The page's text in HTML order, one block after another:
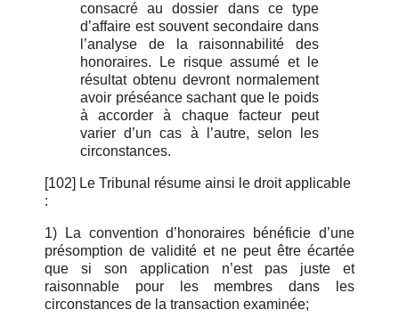
consacré au dossier dans ce type
d’affaire est souvent secondaire dans
l’analyse de la raisonnabilité des
honoraires. Le risque assumé et le
résultat obtenu devront normalement
avoir préséance sachant que le poids
à accorder à chaque facteur peut
varier d’un cas à l’autre, selon les
circonstances.
[102] Le Tribunal résume ainsi le droit applicable
:
1) La convention d’honoraires bénéficie d’une
présomption de validité et ne peut être écartée
que si son application n’est pas juste et
raisonnable pour les membres dans les
circonstances de la transaction examinée;